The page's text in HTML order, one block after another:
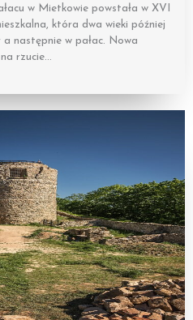
w Mietkowie powstała w XVI
która dwa wieki później
a następnie w pałac. Nowa
rzucie…